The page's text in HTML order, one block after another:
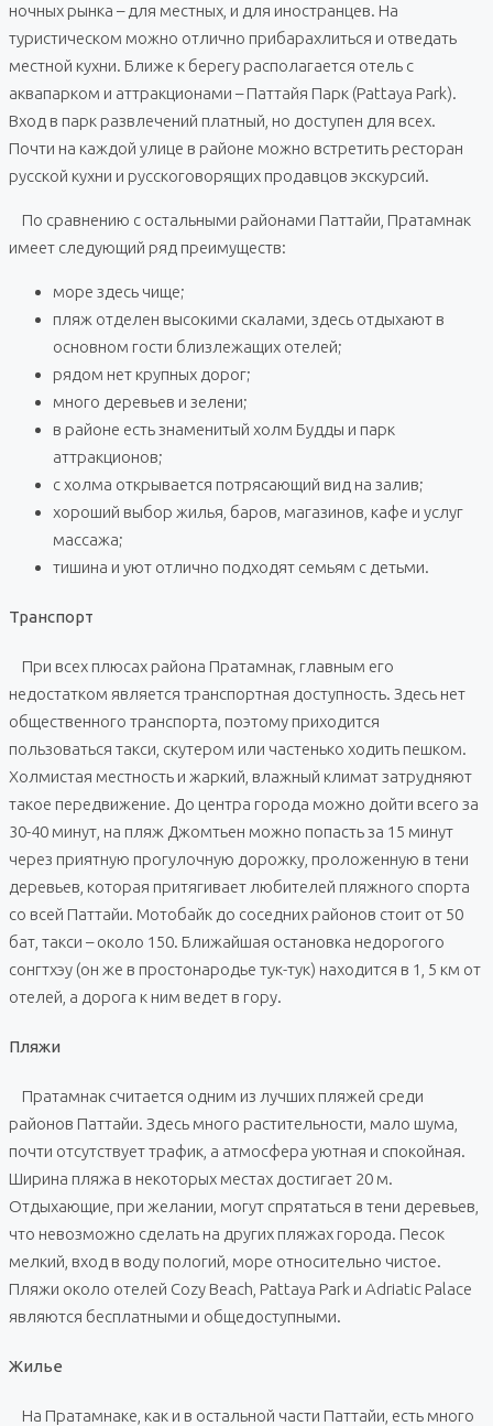
ночных рынка – для местных, и для иностранцев. На
туристическом можно отлично прибарахлиться и отведать
местной кухни. Ближе к берегу располагается отель с
аквапарком и аттракционами – Паттайя Парк (Pattaya Park).
Вход в парк развлечений платный, но доступен для всех.
Почти на каждой улице в районе можно встретить ресторан
русской кухни и русскоговорящих продавцов экскурсий.
По сравнению с остальными районами Паттайи, Пратамнак
имеет следующий ряд преимуществ:
море здесь чище;
пляж отделен высокими скалами, здесь отдыхают в
основном гости близлежащих отелей;
рядом нет крупных дорог;
много деревьев и зелени;
в районе есть знаменитый холм Будды и парк
аттракционов;
с холма открывается потрясающий вид на залив;
хороший выбор жилья, баров, магазинов, кафе и услуг
массажа;
тишина и уют отлично подходят семьям с детьми.
Транспорт
При всех плюсах района Пратамнак, главным его
недостатком является транспортная доступность. Здесь нет
общественного транспорта, поэтому приходится
пользоваться такси, скутером или частенько ходить пешком.
Холмистая местность и жаркий, влажный климат затрудняют
такое передвижение. До центра города можно дойти всего за
30-40 минут, на пляж Джомтьен можно попасть за 15 минут
через приятную прогулочную дорожку, проложенную в тени
деревьев, которая притягивает любителей пляжного спорта
со всей Паттайи. Мотобайк до соседних районов стоит от 50
бат, такси – около 150. Ближайшая остановка недорогого
сонгтхэу (он же в простонародье тук-тук) находится в 1, 5 км от
отелей, а дорога к ним ведет в гору.
Пляжи
Пратамнак считается одним из лучших пляжей среди
районов Паттайи. Здесь много растительности, мало шума,
почти отсутствует трафик, а атмосфера уютная и спокойная.
Ширина пляжа в некоторых местах достигает 20 м.
Отдыхающие, при желании, могут спрятаться в тени деревьев,
что невозможно сделать на других пляжах города. Песок
мелкий, вход в воду пологий, море относительно чистое.
Пляжи около отелей Cozy Beach, Pattaya Park и Adriatic Palace
являются бесплатными и общедоступными.
Жилье
На Пратамнаке, как и в остальной части Паттайи, есть много